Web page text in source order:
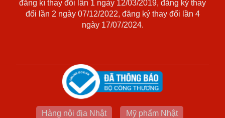
đăng kí thay đổi lần 1 ngày 12/03/2019, đăng ký thay
đổi lần 2 ngày 07/12/2022, đăng ký thay đổi lần 4
ngày 17/07/2024.
Hàng nội địa Nhật Mỹ phẩm Nhật